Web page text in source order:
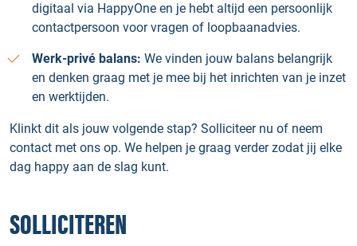
digitaal via HappyOne en je hebt altijd een persoonlijk
contactpersoon voor vragen of loopbaanadvies.
Werk-privé balans: We vinden jouw balans belangrijk
en denken graag met je mee bij het inrichten van je inzet
en werktijden.
Klinkt dit als jouw volgende stap? Solliciteer nu of neem
contact met ons op. We helpen je graag verder zodat jij elke
dag happy aan de slag kunt.
SOLLICITEREN